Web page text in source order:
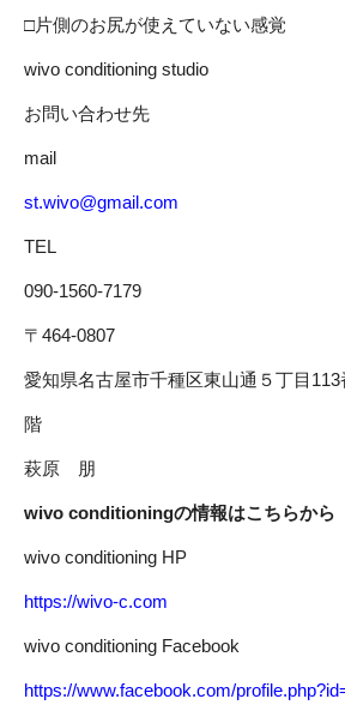
□片側のお尻が使えていない感覚
wivo conditioning studio
お問い合わせ先
mail
st.wivo@gmail.com
TEL
090-1560-7179
〒464-0807
愛知県名古屋市千種区東山通５丁目
階
萩原 朋
wivo conditioningの情報はこちらから
wivo conditioning HP
https://wivo-c.com
wivo conditioning Facebook
https://www.facebook.com/